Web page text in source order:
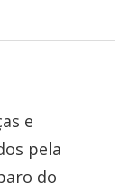
e
pela
do